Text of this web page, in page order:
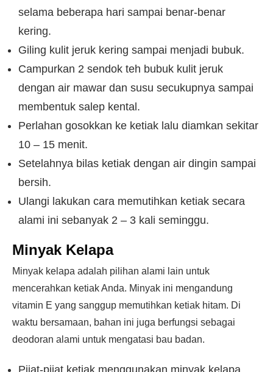
selama beberapa hari sampai benar-benar
kering.
Giling kulit jeruk kering sampai menjadi bubuk.
Campurkan 2 sendok teh bubuk kulit jeruk
dengan air mawar dan susu secukupnya sampai
membentuk salep kental.
Perlahan gosokkan ke ketiak lalu diamkan sekitar
10 – 15 menit.
Setelahnya bilas ketiak dengan air dingin sampai
bersih.
Ulangi lakukan cara memutihkan ketiak secara
alami ini sebanyak 2 – 3 kali seminggu.
Minyak Kelapa
Minyak kelapa adalah pilihan alami lain untuk
mencerahkan ketiak Anda. Minyak ini mengandung
vitamin E yang sanggup memutihkan ketiak hitam. Di
waktu bersamaan, bahan ini juga berfungsi sebagai
deodoran alami untuk mengatasi bau badan.
Pijat-pijat ketiak menggunakan minyak kelapa